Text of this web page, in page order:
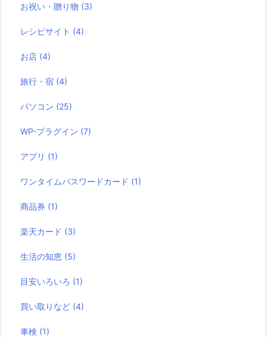
お祝い・贈り物 (3)
レシピサイト (4)
お店 (4)
旅行・宿 (4)
パソコン (25)
WP-プラグイン (7)
アプリ (1)
ワンタイムパスワードカード (1)
商品券 (1)
楽天カード (3)
生活の知恵 (5)
目安いろいろ (1)
買い取りなど (4)
車検 (1)